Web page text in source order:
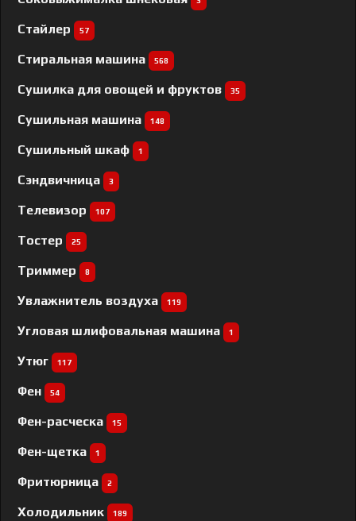
Стайлер 57
Стиральная машина 568
Сушилка для овощей и фруктов 35
Сушильная машина 148
Сушильный шкаф 1
Сэндвичница 3
Телевизор 107
Тостер 25
Триммер 8
Увлажнитель воздуха 119
Угловая шлифовальная машина 1
Утюг 117
Фен 54
Фен-расческа 15
Фен-щетка 1
Фритюрница 2
Холодильник 189